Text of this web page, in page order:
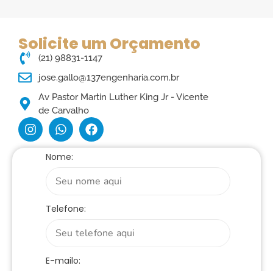
Solicite um Orçamento
(21) 98831-1147
jose.gallo@137engenharia.com.br
Av Pastor Martin Luther King Jr - Vicente
de Carvalho
Nome:
Telefone:
E-mailo: